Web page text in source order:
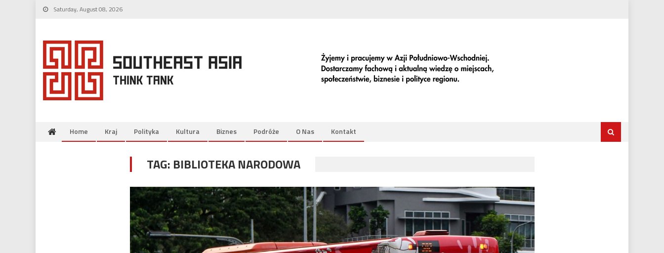
Skip
Saturday, August 08, 2026
Home Kraj Polityka Kultura Biznes Podróże O Nas Kontakt
TAG: BIBLIOTEKA NARODOWA